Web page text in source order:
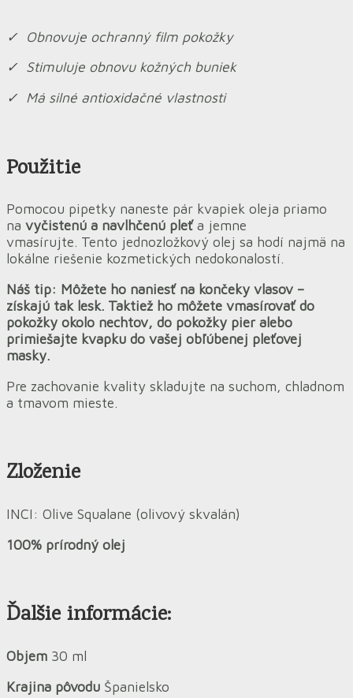
✓ Obnovuje ochranný film pokožky
✓ Stimuluje obnovu kožných buniek
✓ Má silné antioxidačné vlastnosti
Použitie
Pomocou pipetky naneste pár kvapiek oleja priamo
na vyčistenú a navlhčenú pleťa jemne
vmasírujte. Tento jednozložkový olej sa hodí najmä na
lokálne riešenie kozmetických nedokonalostí.
Náš tip: Môžete ho naniesť na končeky vlasov –
získajú tak lesk. Taktiež ho môžete vmasírovať do
pokožky okolo nechtov, do pokožky pier alebo
primiešajte kvapku do vašej obľúbenej pleťovej
masky.
Pre zachovanie kvality skladujte na suchom, chladnom
a tmavom mieste.
Zloženie
INCI: Olive Squalane (olivový skvalán)
100% prírodný olej
Ďalšie informácie:
Objem 30 ml
Krajina pôvodu Španielsko